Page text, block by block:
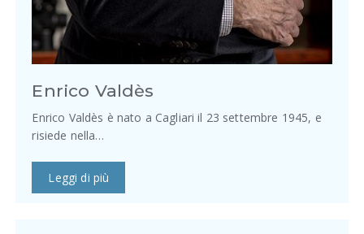
Enrico Valdès
Enrico Valdès è nato a Cagliari il 23 settembre 1945, e
risiede nella…
Leggi di più